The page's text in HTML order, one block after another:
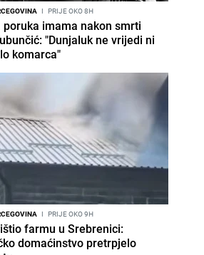
I PRIJE OKO 8H
poruka imama nakon smrti
"Dunjaluk ne vrijedi ni
komarca"
I PRIJE OKO 9H
farmu u Srebrenici:
domaćinstvo pretrpjelo